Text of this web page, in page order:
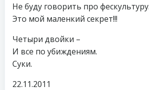
Не буду говорить про фескультуру.
Это мой маленкий секрет!!!
Четыри двойки –
И все по убиждениям.
Суки.
22.11.2011